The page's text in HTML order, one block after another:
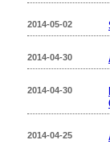
2014-05-02
2014-04-30
2014-04-30
2014-04-25